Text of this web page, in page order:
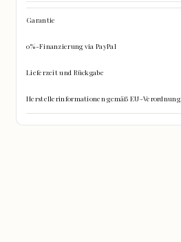
Garantie
0%-Finanzierung via PayPal
Lieferzeit und Rückgabe
Herstellerinformationen gemäß EU-Verordnung